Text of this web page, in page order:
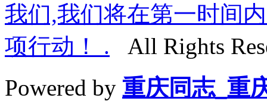
我们,我们将在第一时间
项行动！ . All Rights
Powered by 重庆同志_重